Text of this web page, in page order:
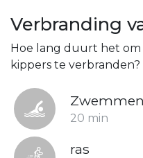
Verbranding
Hoe lang duurt het om
kippers te verbranden?
Zwemmen
20 min
ras